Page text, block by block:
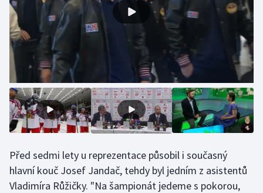
Short track
Sportovní střelba
Stolní tenis
Triatlon
Veslování
Volejbal
Před sedmi lety u reprezentace působil i současný
hlavní kouč Josef Jandač, tehdy byl jedním z asistentů
Vladimíra Růžičky. "Na šampionát jedeme s pokorou,